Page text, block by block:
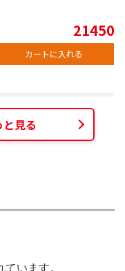
21450
カートに入れる
見る
います。